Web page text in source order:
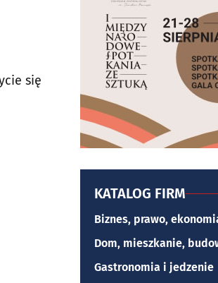
się
KATALOG FIRM
Biznes, prawo,
Dom, mieszkanie,
Gastronomia i jedzenie